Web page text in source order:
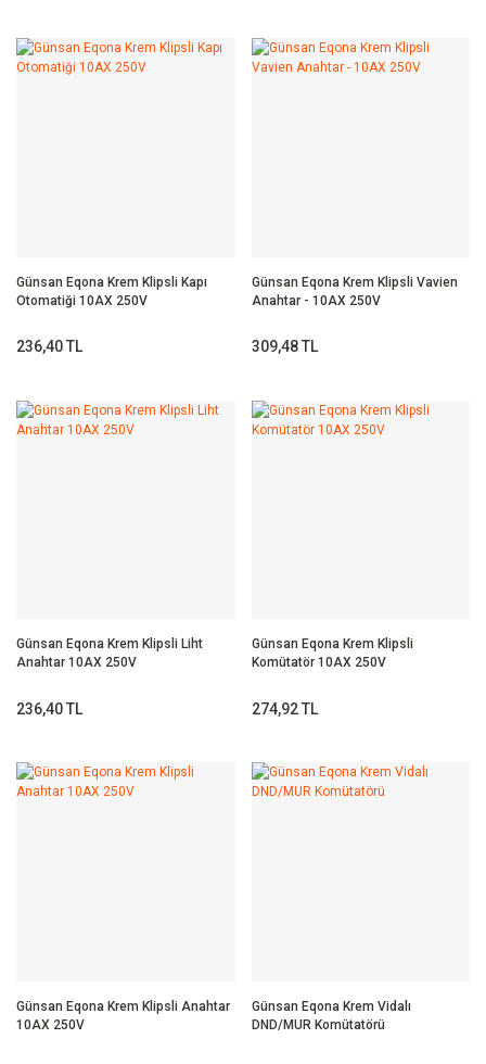
Günsan Eqona Krem Klipsli Kapı
Otomatiği 10AX 250V
236,40 TL
Günsan Eqona Krem Klipsli Vavien
Anahtar - 10AX 250V
309,48 TL
Günsan Eqona Krem Klipsli Liht
Anahtar 10AX 250V
236,40 TL
Günsan Eqona Krem Klipsli
Komütatör 10AX 250V
274,92 TL
Günsan Eqona Krem Klipsli Anahtar
10AX 250V
Günsan Eqona Krem Vidalı
DND/MUR Komütatörü